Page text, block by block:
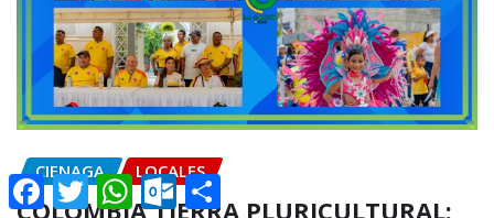
CIENAGA LOCALES
COLOMBIA TIERRA PLURICULTURAL:
Facebook
TwitterWhatsAppOutlook.com